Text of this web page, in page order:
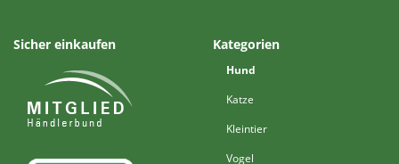
Sicher einkaufen Kategorien
Hund
Katze
Kleintier
Vogel